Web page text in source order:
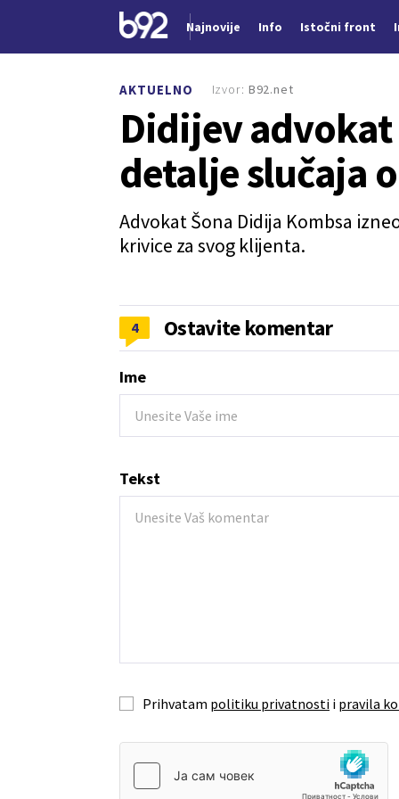
Najnovije Info Istočni front
AKTUELNO
Didijev
detalje slučaja
Advokat Šona Didija Kombsa
krivice za svog klijenta.
Izvor: B92.net
4 Ostavite komentar
Ime
Tekst
Prihvatam politiku privatnosti i pravila